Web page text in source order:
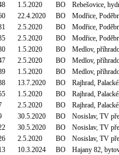
1.5.2020 BO
Rebešovice,
22.4.2020 BO
Modřice,
2.5.2020 BO
Modřice,
2.5.2020 BO
Modřice,
1.5.2020 BO
Medlov,
2.5.2020 BO
Medlov,
1.5.2020 BO
Medlov,
13.7.2020 BO
Rajhrad,
1.5.2020 BO
Rajhrad,
2.5.2020 BO
Rajhrad,
30.5.2020 BO
Nosislav, TV
30.5.2020 BO
Nosislav, TV
2.5.2020 BO
Nosislav, TV
10.3.2024 BO
Hajany 82,